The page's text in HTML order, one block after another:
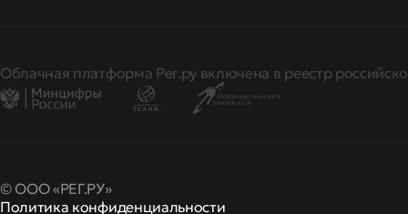
Облачная платформа Рег.ру включена в реестр
© ООО «РЕГ.РУ»
Политика конфиденциальности